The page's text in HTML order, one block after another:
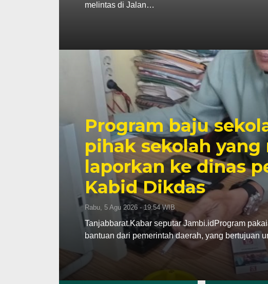
melintas di Jalan…
Program baju
pihak sekolah
laporkan ke dinas
Kabid Dikdas
Rabu, 5 Agu 2026 - 19:54 WIB
Tanjabbarat.Kabar seputar Jambi.idProgram
bantuan dari pemerintah daerah, yang bertujuan